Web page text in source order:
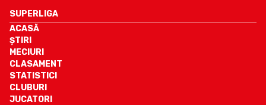
SUPERLIGA
ACASĂ
ȘTIRI
MECIURI
CLASAMENT
STATISTICI
CLUBURI
JUCATORI